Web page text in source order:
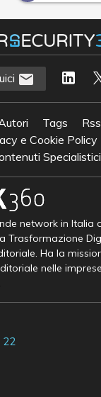
Tags
e Cookie Policy
Specialistici
network in Italia
Trasformazione
Ha la
nelle
22